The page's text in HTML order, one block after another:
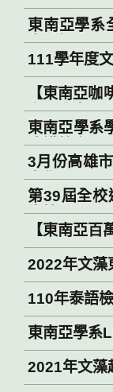
東南亞學系
表現優異
111學年度
【東南亞
考照分享
東南亞學系
演講競賽」
3月份高雄
市集
第39屆全校
告捷
【東南亞百
2022年文藻
110年泰語
東南亞學系
2021年文藻